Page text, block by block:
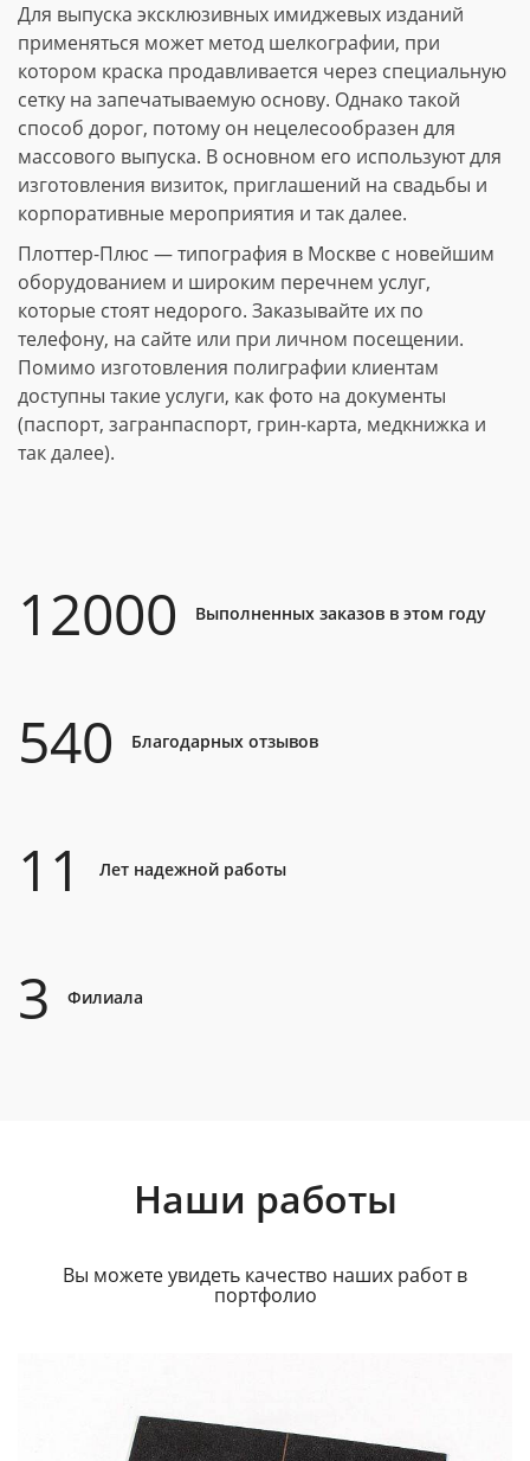
Для выпуска эксклюзивных имиджевых изданий
применяться может метод шелкографии, при
котором краска продавливается через специальную
сетку на запечатываемую основу. Однако такой
способ дорог, потому он нецелесообразен для
массового выпуска. В основном его используют для
изготовления визиток, приглашений на свадьбы и
корпоративные мероприятия и так далее.
Плоттер-Плюс — типография в Москве с новейшим
оборудованием и широким перечнем услуг,
которые стоят недорого. Заказывайте их по
телефону, на сайте или при личном посещении.
Помимо изготовления полиграфии клиентам
доступны такие услуги, как фото на документы
(паспорт, загранпаспорт, грин-карта, медкнижка и
так далее).
12000 Выполненных заказов в этом году
540 Благодарных отзывов
11 Лет надежной работы
3 Филиала
Наши работы
Вы можете увидеть качество наших работ в
портфолио